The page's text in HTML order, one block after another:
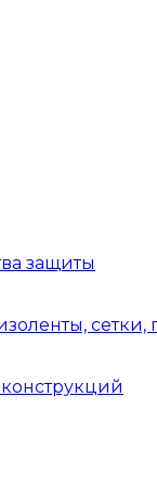
защиты
сетки,